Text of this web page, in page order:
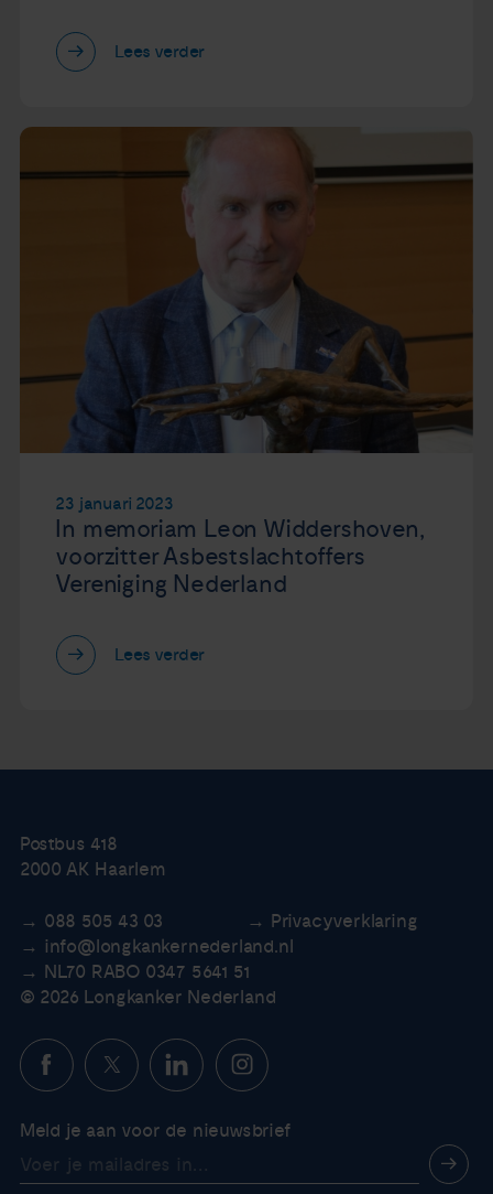
Lees verder
23 januari 2023
In memoriam Leon Widdershoven,
voorzitter Asbestslachtoffers
Vereniging Nederland
Lees verder
Postbus 418
2000 AK Haarlem
088 505 43 03
Privacyverklaring
info@longkankernederland.nl
NL70 RABO 0347 5641 51
© 2026 Longkanker Nederland
Meld je aan voor de nieuwsbrief